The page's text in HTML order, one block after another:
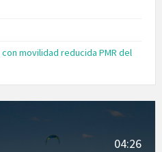
movilidad reducida PMR del
04:26